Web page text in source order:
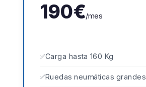
190€/mes
Carga hasta 160 Kg
Ruedas neumáticas grandes